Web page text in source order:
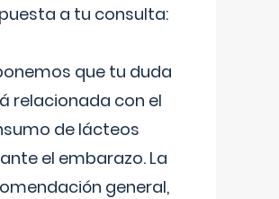
a tu consulta:
que tu duda
relacionada con el
de lácteos
el embarazo. La
general,